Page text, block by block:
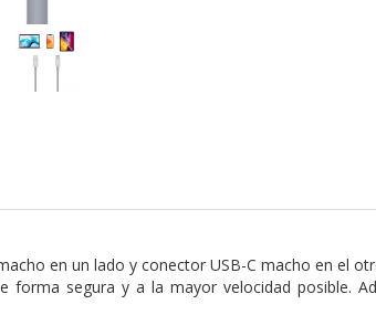
en un lado y conector USB-C macho en el
forma segura y a la mayor velocidad posible.